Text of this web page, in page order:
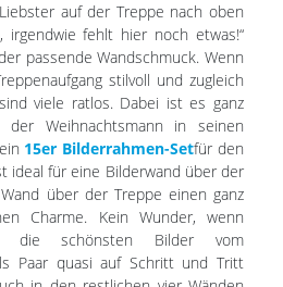
auf der Treppe nach oben
irgendwie fehlt hier noch etwas!“
passende Wandschmuck. Wenn
stilvoll und zugleich
viele ratlos. Dabei ist es ganz
Weihnachtsmann in seinen
15er Bilderrahmen-Setfür den
ideal für eine Bilderwand über der
über der Treppe einen ganz
Charme. Kein Wunder, wenn
die schönsten Bilder vom
Paar quasi auf Schritt und Tritt